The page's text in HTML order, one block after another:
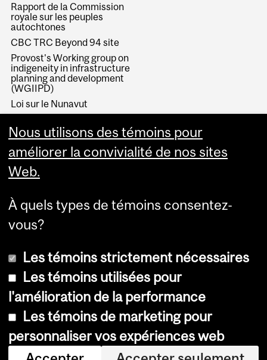
Rapport de la Commission
royale sur les peuples
autochtones
CBC TRC Beyond 94 site
Provost's Working group on
indigeneity in infrastructure
planning and development
(WGIIPD)
Loi sur le Nunavut
Loi sur les languages
autochtones
© Université McGill, 2026
Accessibilité
Avis sur les témoins
Nous utilisons des témoins pour
améliorer la convivialité de nos sites
Web.
À quels types de témoins consentez-
vous?
Les témoins strictement nécessaires
Les témoins utilisées pour
l'amélioration de la performance
Les témoins de marketing pour
personnaliser vos expériences web